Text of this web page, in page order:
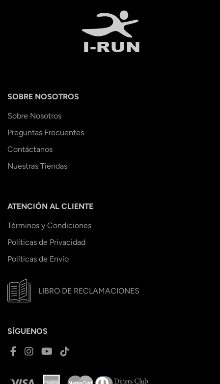
SOBRE NOSOTROS
Sobre Nosotros
Preguntas Frecuentes
Contáctanos
Nuestras Tiendas
ATENCIÓN AL CLIENTE
Términos y Condiciones
Políticas de Privacidad
Políticas de Envío
LIBRO DE RECLAMACIONES
SÍGUENOS